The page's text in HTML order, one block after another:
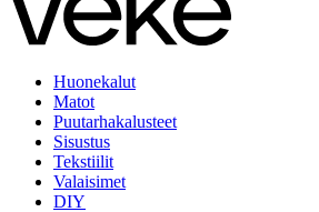
Huonekalut
Matot
Puutarhakalusteet
Sisustus
Tekstiilit
Valaisimet
DIY